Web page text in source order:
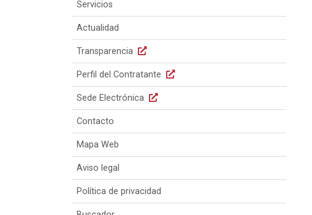
Servicios
Actualidad
Transparencia
Perfil del Contratante
Sede Electrónica
Contacto
Mapa Web
Aviso legal
Política de privacidad